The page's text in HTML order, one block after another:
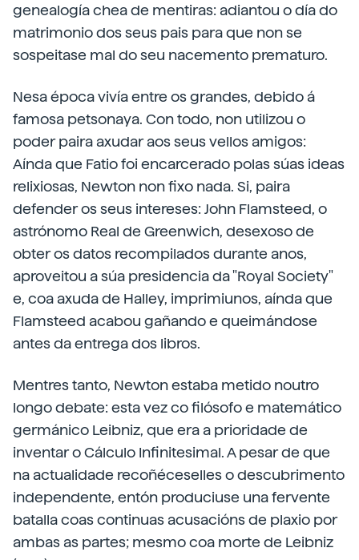
genealogía chea de mentiras: adiantou o día do
matrimonio dos seus pais para que non se
sospeitase mal do seu nacemento prematuro.
Nesa época vivía entre os grandes, debido á
famosa petsonaya. Con todo, non utilizou o
poder paira axudar aos seus vellos amigos:
Aínda que Fatio foi encarcerado polas súas ideas
relixiosas, Newton non fixo nada. Si, paira
defender os seus intereses: John Flamsteed, o
astrónomo Real de Greenwich, desexoso de
obter os datos recompilados durante anos,
aproveitou a súa presidencia da "Royal Society"
e, coa axuda de Halley, imprimiunos, aínda que
Flamsteed acabou gañando e queimándose
antes da entrega dos libros.
Mentres tanto, Newton estaba metido noutro
longo debate: esta vez co filósofo e matemático
germánico Leibniz, que era a prioridade de
inventar o Cálculo Infinitesimal. A pesar de que
na actualidade recoñéceselles o descubrimento
independente, entón produciuse una fervente
batalla coas continuas acusacións de plaxio por
ambas as partes; mesmo coa morte de Leibniz